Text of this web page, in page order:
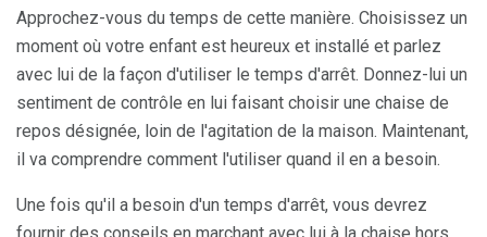
Approchez-vous du temps de cette manière. Choisissez un
moment où votre enfant est heureux et installé et parlez
avec lui de la façon d'utiliser le temps d'arrêt. Donnez-lui un
sentiment de contrôle en lui faisant choisir une chaise de
repos désignée, loin de l'agitation de la maison. Maintenant,
il va comprendre comment l'utiliser quand il en a besoin.
Une fois qu'il a besoin d'un temps d'arrêt, vous devrez